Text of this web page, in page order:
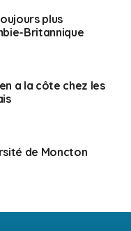
plus
Britannique
a la côte chez les
de Moncton